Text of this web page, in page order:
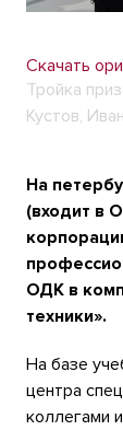
Скачать
Тройка
Кустов,
На
(входит в
ОДК в
техники».
На базе
центра
коллегами